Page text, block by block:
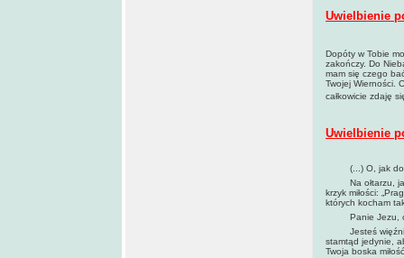
Uwielbienie
Dopóty w Tobie
zakończy. Do
mam się czego
Twojej Wierności.
całkowicie zdaję
Uwielbienie
(...) O, jak
Na ołtarzu, jak
krzyk miłości:
których kocham
Panie Jezu, oto
Jesteś
stamtąd jedynie,
Twoja boska